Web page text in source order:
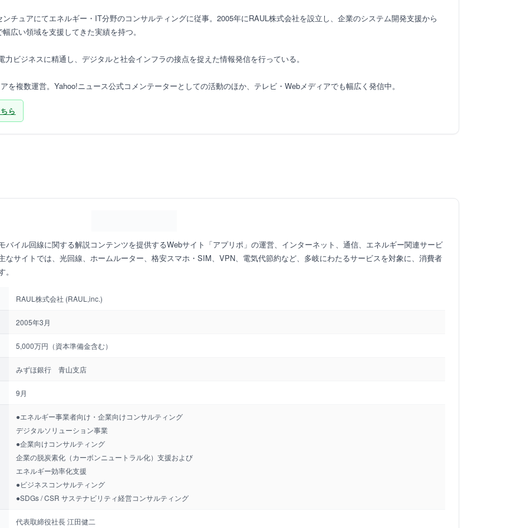
チュアにてエネルギー・IT分野のコンサルティングに従事。2005年にRAUL株式会社を設立し、企業のシステム開発支援から
広い領域を支援してきた実績を持つ。
ビジネスに精通し、デジタルと社会インフラの接点を捉えた情報発信を行っている。
複数運営。Yahoo!ニュース公式コメンテーターとしての活動のほか、テレビ・Webメディアでも幅広く発信中。
ら
イル回線に関する解説コンテンツを提供するWebサイト「アプリポ」の運営、インターネット、通信、エネルギー関連サービ
なサイトでは、光回線、ホームルーター、格安スマホ・SIM、VPN、電気代節約など、多岐にわたるサービスを対象に、消費者
RAUL株式会社 (RAUL,inc.)
2005年3月
5,000万円（資本準備金含む）
みずほ銀行 青山支店
9月
●エネルギー事業者向け・企業向けコンサルティング
デジタルソリューション事業
●企業向けコンサルティング
企業の脱炭素化（カーボンニュートラル化）支援および
エネルギー効率化支援
●ビジネスコンサルティング
●SDGs / CSR サステナビリティ経営コンサルティング
代表取締役社長 江田健二